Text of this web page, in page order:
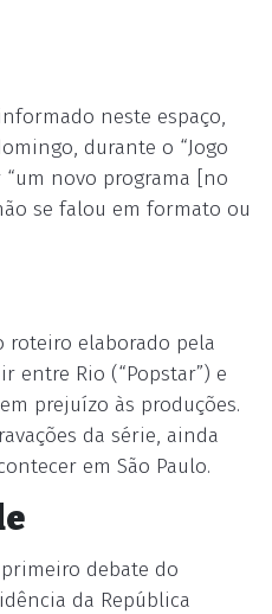
neste espaço,
durante o “Jogo
novo programa [no
se falou em formato ou
roteiro elaborado pela
entre Rio (“Popstar”) e
prejuízo às produções.
da série, ainda
em São Paulo.
debate do
da República